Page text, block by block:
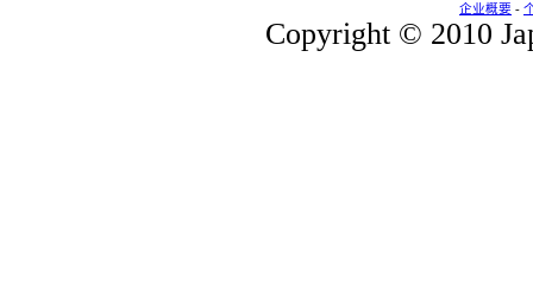
企业概要 -
Copyright © 2010